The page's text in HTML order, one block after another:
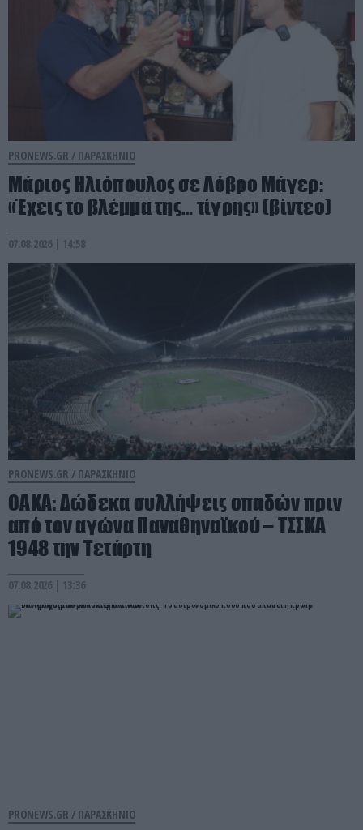
PRONEWS.GR / ΠΑΡΑΣΚΗΝΙΟ
Μάριος Ηλιόπουλος σε Λόβρο Μάγερ:
«Έχεις το βλέμμα της… τίγρης» (βίντεο)
07.08.2026 | 14:58
PRONEWS.GR / ΠΑΡΑΣΚΗΝΙΟ
ΟΑΚΑ: Δώδεκα συλλήψεις οπαδών πριν
από τον αγώνα Παναθηναϊκού – ΤΣΣΚΑ
1948 την Τετάρτη
07.08.2026 | 13:36
PRONEWS.GR / ΠΑΡΑΣΚΗΝΙΟ